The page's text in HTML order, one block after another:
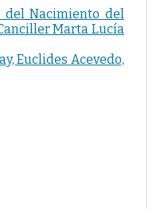
del Nacimiento del
Marta Lucía
Euclides Acevedo,